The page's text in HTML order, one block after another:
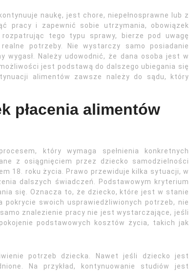
naukę, jest chore, niepełnosprawne lub z
pracy i zapewnić sobie utrzymania, obowiązek
tego typu sprawy, bierze pod uwagę
potrzeby. Nie wystarczy samo posiadanie
wygasł. Należy udowodnić, że dana osoba jest w
jest podstawą do dalszego ubiegania się
alimentów zawsze należy do sądu, który
płacenia alimentów
który wymaga spełnienia konkretnych
z osiągnięciem przez dziecko samodzielności
18. roku życia. Prawo przewiduje kilka sytuacji, w
dalszych świadczeń. Podstawowym kryterium
się. Oznacza to, że dziecko, które jest w stanie
swoich usprawiedżliwionych potrzeb, nie
znalezienie pracy nie jest wystarczające, jeśli
podstawowych kosztów życia, takich jak
potrzeb dziecka. Nawet jeśli dziecko jest
Na przykład, kontynuowanie studiów jest